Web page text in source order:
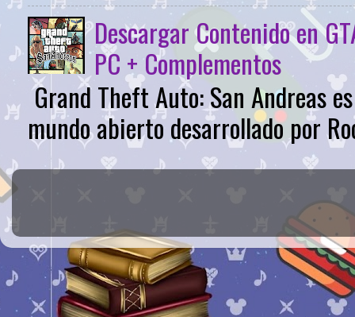
Descargar Contenido en
PC + Complementos
Grand Theft Auto: San Andreas
mundo abierto desarrollado por